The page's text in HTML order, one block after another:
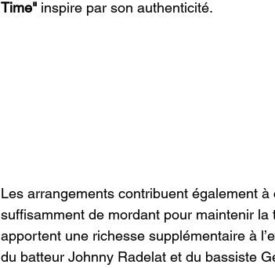
Time" inspire par son authenticité.
Les arrangements contribuent également
suffisamment de mordant pour maintenir
apportent une richesse supplémentaire à
du batteur Johnny Radelat et du bassiste